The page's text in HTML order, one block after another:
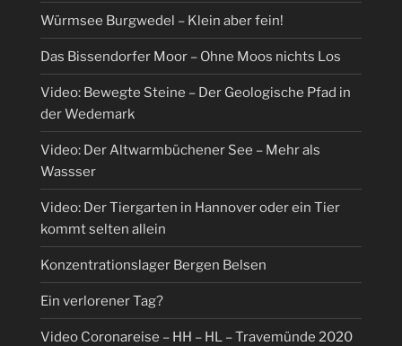
Würmsee Burgwedel – Klein aber fein!
Das Bissendorfer Moor – Ohne Moos nichts Los
Video: Bewegte Steine – Der Geologische Pfad in
der Wedemark
Video: Der Altwarmbüchener See – Mehr als
Wassser
Video: Der Tiergarten in Hannover oder ein Tier
kommt selten allein
Konzentrationslager Bergen Belsen
Ein verlorener Tag?
Video Coronareise – HH – HL – Travemünde 2020